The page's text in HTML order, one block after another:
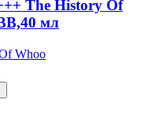
The History Of
мл
Whoo